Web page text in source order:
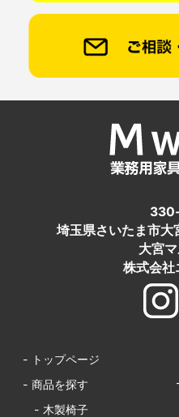
埼玉県さいたま市
大宮
株式会社
- トップページ
- 商品を探す
- 木製椅子